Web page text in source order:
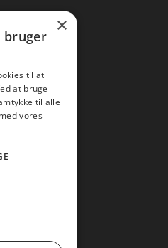
×
bruger
til at
at bruge
til alle
vores